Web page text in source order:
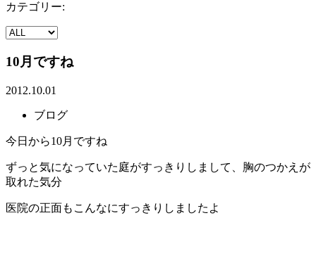
カテゴリー:
10月ですね
2012.10.01
ブログ
今日から10月ですね
ずっと気になっていた庭がすっきりしまして、胸のつかえが
取れた気分
医院の正面もこんなにすっきりしましたよ